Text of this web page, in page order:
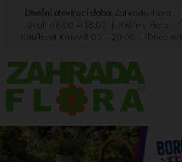
Dnešní otevírací doba: Zahrada Flora
Úvalno 8:00 — 18:00 | Květiny Flora
Kaufland Krnov 8:00 — 20:00 | Dnes má